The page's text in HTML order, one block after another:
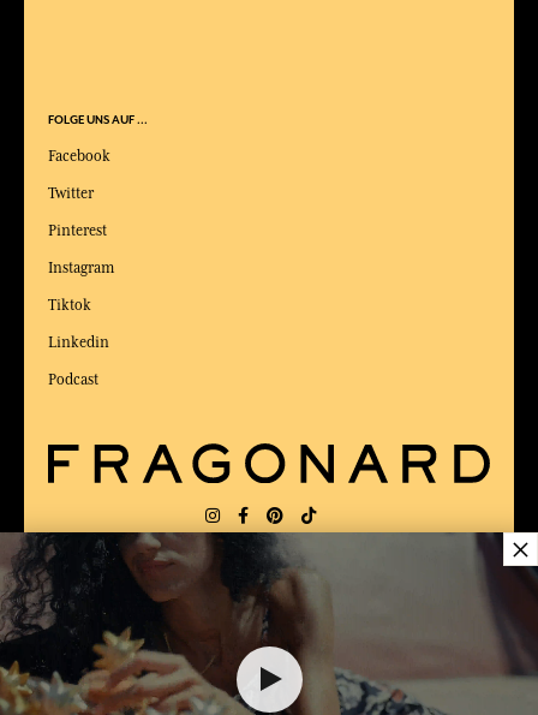
FOLGE UNS AUF ...
Facebook
Twitter
Pinterest
Instagram
Tiktok
Linkedin
Podcast
LIEFERUNG: SPRACHE:
×